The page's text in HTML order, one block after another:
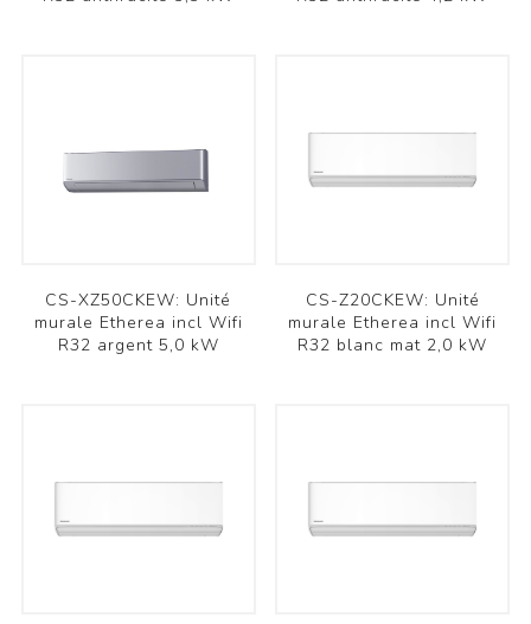
CS-XZ50CKEW: Unité
murale Etherea incl Wifi
R32 argent 5,0 kW
CS-Z20CKEW: Unité
murale Etherea incl Wifi
R32 blanc mat 2,0 kW